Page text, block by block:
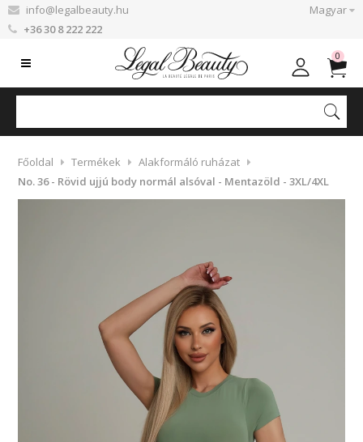
info@legalbeauty.hu
+36 30 8 222 222
Magyar
0
Főoldal Termékek
Alakformáló ruházat
No. 36 - Rövid ujjú body normál alsóval - Mentazöld - 3XL/4XL